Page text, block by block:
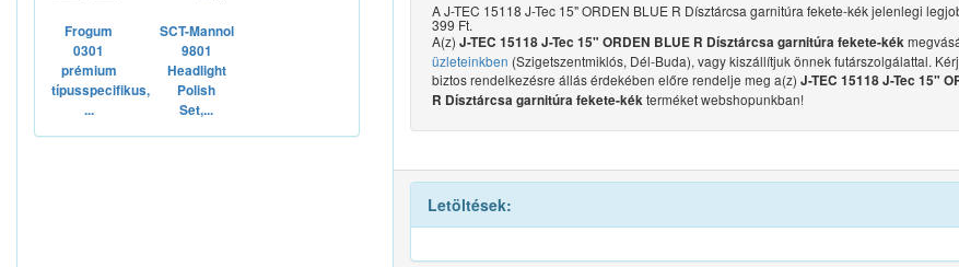
Frogum
0301
prémium
típusspecifikus,
...
SCT-Mannol
9801
Headlight
Polish
Set,...
A J-TEC 15118 J-Tec 15" ORDEN BLUE R Dísztárcsa garnitúra fekete-kék jelenlegi
399 Ft.
A(z) J-TEC 15118 J-Tec 15" ORDEN BLUE R Dísztárcsa garnitúra fekete-kék
üzleteinkben (Szigetszentmiklós, Dél-Buda), vagy kiszállítjuk önnek futárszolgálattal.
biztos rendelkezésre állás érdekében előre rendelje meg a(z) J-TEC 15118 J-Tec 15"
R Dísztárcsa garnitúra fekete-kékterméket webshopunkban!
Letöltések: